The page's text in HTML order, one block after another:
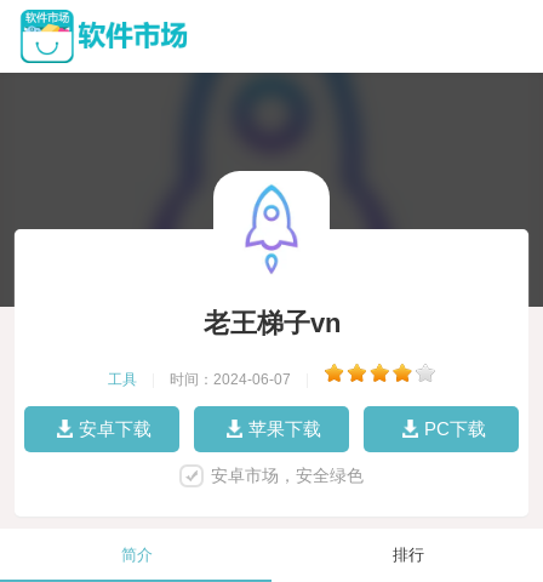
老王梯子vn
工具 时间：2024-06-07
安卓下载 苹果下载 PC下载
安卓市场，安全绿色
简介 排行